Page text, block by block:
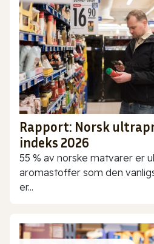
Rapport: Norsk
indeks 2026
55 % av norske matvarer er
aromastoffer som den
er...